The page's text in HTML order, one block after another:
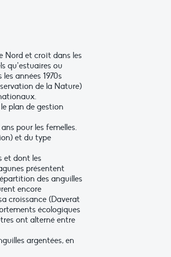
Nord et croît dans les
qu’estuaires ou
années 1970s
de la Nature)
plan de gestion
pour les femelles.
et du type
et dont les
présentent
des anguilles
encore
croissance (Daverat
écologiques
ont alterné entre
argentées, en